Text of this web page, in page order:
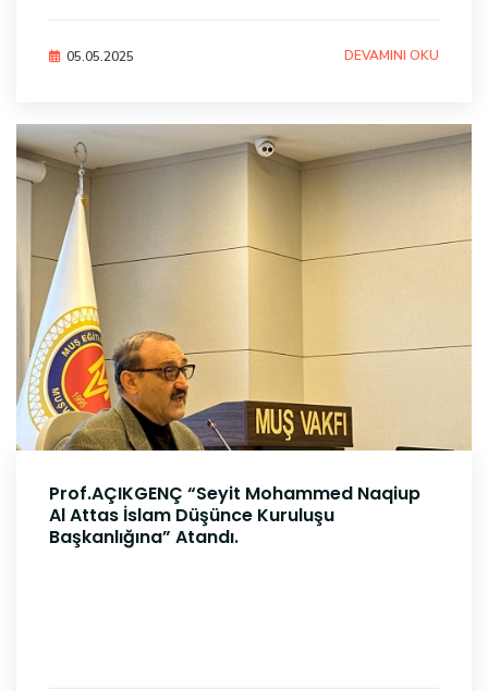
05.05.2025 DEVAMINI OKU
Prof.AÇIKGENÇ “Seyit Mohammed Naqiup
Al Attas İslam Düşünce Kuruluşu
Başkanlığına” Atandı.